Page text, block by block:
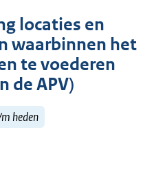
locaties en
waarbinnen het
te voederen
de APV)
heden